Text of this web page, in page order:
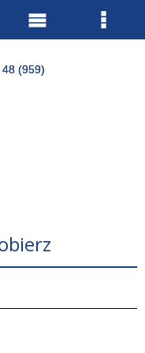
48 (959)
Menu
główne
Menu